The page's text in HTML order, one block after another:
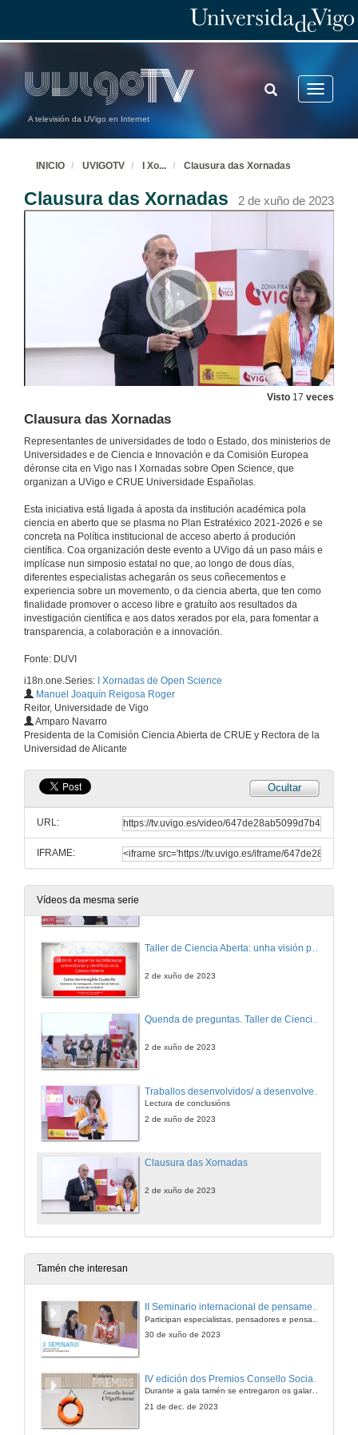
A televisión da UVigo en Internet
Toggle
TOGGLE
SEARCH
INICIO UVIGOTV I Xo... Clausura das Xornadas
Clausura das Xornadas 2 de xuño de 2023
Visto 17 veces
Clausura das Xornadas
Representantes de universidades de todo o Estado, dos ministerios de
Universidades e de Ciencia e Innovación e da Comisión Europea
déronse cita en Vigo nas I Xornadas sobre Open Science, que
organizan a UVigo e CRUE Universidade Españolas.
Esta iniciativa está ligada á aposta da institución académica pola
ciencia en aberto que se plasma no Plan Estratéxico 2021-2026 e se
concreta na Política institucional de acceso aberto á produción
científica. Coa organización deste evento a UVigo dá un paso máis e
implícase nun simposio estatal no que, ao longo de dous días,
diferentes especialistas achegarán os seus coñecementos e
experiencia sobre un movemento, o da ciencia aberta, que ten como
finalidade promover o acceso libre e gratuíto aos resultados da
investigación científica e aos datos xerados por ela, para fomentar a
transparencia, a colaboración e a innovación.
Fonte: DUVI
i18n.one.Series:
I Xornadas de Open Science
Manuel Joaquín Reigosa Roger
Reitor, Universidade de Vigo
Amparo Navarro
Presidenta de la Comisión Ciencia Abierta de CRUE y Rectora de la
Universidad de Alicante
Ocultar
URL:
IFRAME:
Vídeos da mesma serie
Inauguración das Xornadas
1 de xuño de 2023
Estratexias Nacionais en Ciencia Aberta: LCTI, ENCA e LOSU
Mesa redonda
Quenda de preguntas. Estratexias Nacionais en Ciencia Aberta: LCTI, ENCA e LOSU
1 de xuño de 2023
A Ciencia aberta en Europa
1 de xuño de 2023
Quenda de preguntas. A Ciencia aberta en Europa
1 de xuño de 2023
2 de xuño de 2023
Quenda de preguntas. O Marco europeo de avaliación da Investigación
Conferencia
2 de xuño de 2023
2 de xuño de 2023
Quenda de preguntas. Taller de Ciencia Aberta: unha visión práctica
2 de xuño de 2023
Lectura de conclusións
2 de xuño de 2023
Clausura das Xornadas
2 de xuño de 2023
Tamén che interesan
II Seminario internacional de pensamento contemporáneo. Pensar o Antropoceno
30 de xuño de 2023
Durante a gala tamén se entregaron os galardóns aos mellores TFG e TFM en materia de Axenda 2030
21 de dec. de 2023